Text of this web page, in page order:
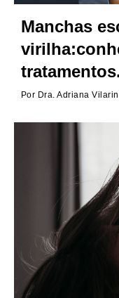
Manchas
tratamentos.
Por Dra. Adriana